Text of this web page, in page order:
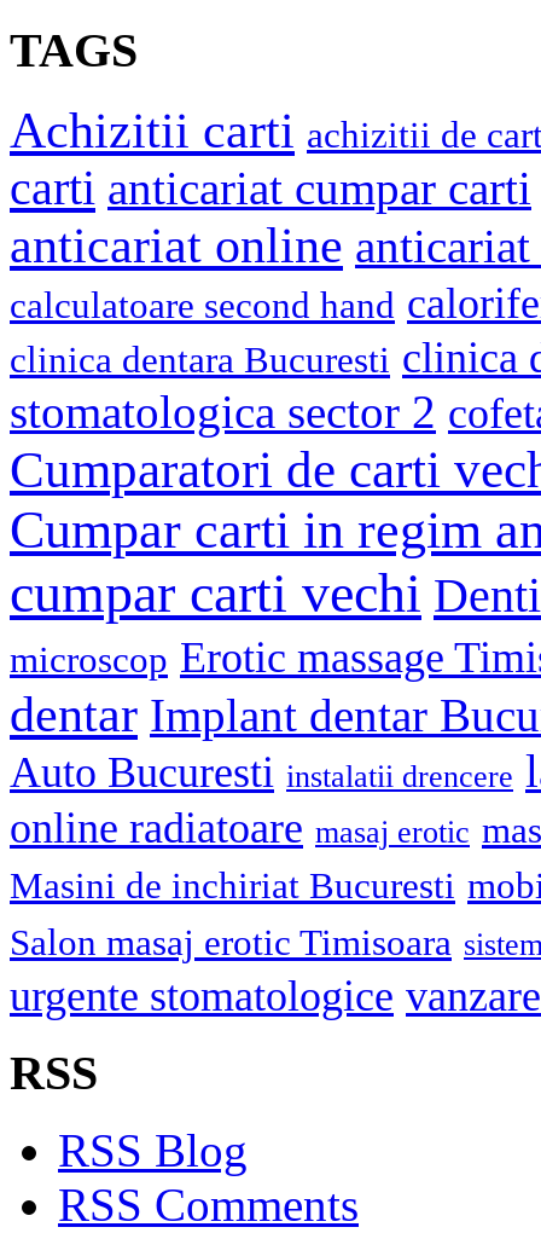
TAGS
Achizitii carti achizitii de
carti anticariat cumpar carti
anticariat online
calculatoare second hand
clinica dentara Bucuresti clinica
stomatologica sector 2
Cumparatori de carti
Cumpar carti in regim
cumpar carti vechi
microscop Erotic massage
dentar Implant dentar
Auto Bucuresti instalatii drencere
online radiatoare masaj erotic
Masini de inchiriat Bucuresti
Salon masaj erotic Timisoara
urgente stomatologice
RSS
RSS Blog
RSS Comments